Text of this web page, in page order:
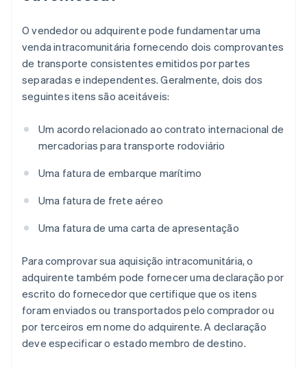
O vendedor ou adquirente pode fundamentar uma
venda intracomunitária fornecendo dois comprovantes
de transporte consistentes emitidos por partes
separadas e independentes. Geralmente, dois dos
seguintes itens são aceitáveis:
Um acordo relacionado ao contrato internacional de
mercadorias para transporte rodoviário
Uma fatura de embarque marítimo
Uma fatura de frete aéreo
Uma fatura de uma carta de apresentação
Para comprovar sua aquisição intracomunitária, o
adquirente também pode fornecer uma declaração por
escrito do fornecedor que certifique que os itens
foram enviados ou transportados pelo comprador ou
por terceiros em nome do adquirente. A declaração
deve especificar o estado membro de destino.